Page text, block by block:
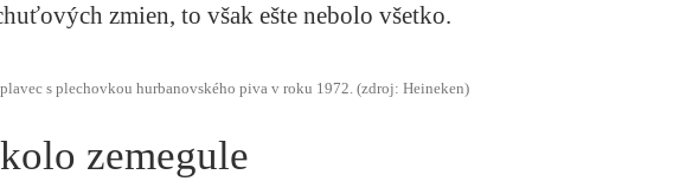
zmien, to však ešte nebolo všetko.
s plechovkou hurbanovského piva v roku 1972. (zdroj: Heineken)
zemegule